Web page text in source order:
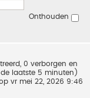
Onthouden
0 verborgen en
laatste 5 minuten)
vr mei 22, 2026 9:46